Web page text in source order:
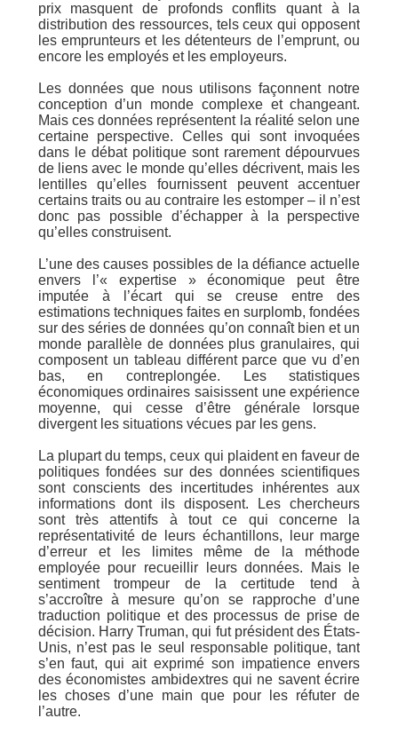
prix masquent de profonds conflits quant à la
distribution des ressources, tels ceux qui opposent
les emprunteurs et les détenteurs de l’emprunt, ou
encore les employés et les employeurs.
Les données que nous utilisons façonnent notre
conception d’un monde complexe et changeant.
Mais ces données représentent la réalité selon une
certaine perspective. Celles qui sont invoquées
dans le débat politique sont rarement dépourvues
de liens avec le monde qu’elles décrivent, mais les
lentilles qu’elles fournissent peuvent accentuer
certains traits ou au contraire les estomper – il n’est
donc pas possible d’échapper à la perspective
qu’elles construisent.
L’une des causes possibles de la défiance actuelle
envers l’« expertise » économique peut être
imputée à l’écart qui se creuse entre des
estimations techniques faites en surplomb, fondées
sur des séries de données qu’on connaît bien et un
monde parallèle de données plus granulaires, qui
composent un tableau différent parce que vu d’en
bas, en contreplongée. Les statistiques
économiques ordinaires saisissent une expérience
moyenne, qui cesse d’être générale lorsque
divergent les situations vécues par les gens.
La plupart du temps, ceux qui plaident en faveur de
politiques fondées sur des données scientifiques
sont conscients des incertitudes inhérentes aux
informations dont ils disposent. Les chercheurs
sont très attentifs à tout ce qui concerne la
représentativité de leurs échantillons, leur marge
d’erreur et les limites même de la méthode
employée pour recueillir leurs données. Mais le
sentiment trompeur de la certitude tend à
s’accroître à mesure qu’on se rapproche d’une
traduction politique et des processus de prise de
décision. Harry Truman, qui fut président des États-
Unis, n’est pas le seul responsable politique, tant
s’en faut, qui ait exprimé son impatience envers
des économistes ambidextres qui ne savent écrire
les choses d’une main que pour les réfuter de
l’autre.